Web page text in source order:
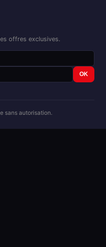
offres exclusives.
OK
sans autorisation.